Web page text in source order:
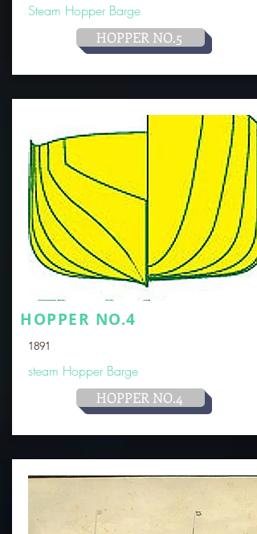
Steam Hopper Barge
HOPPER NO.5
HOPPER NO.4
1891
steam Hopper Barge
HOPPER NO.4